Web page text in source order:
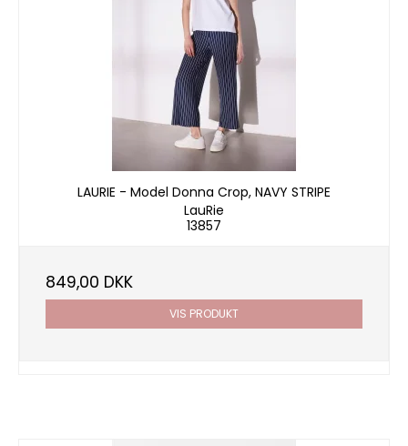
LAURIE - Model Donna Crop, NAVY STRIPE
LauRie
13857
849,00 DKK
VIS PRODUKT